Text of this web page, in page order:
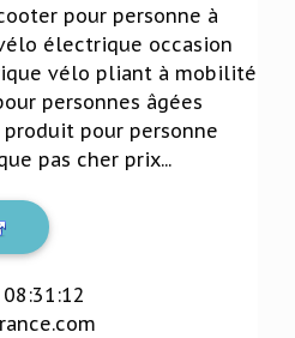
pour personne à
électrique occasion
vélo pliant à mobilité
personnes âgées
pour personne
pas cher prix...